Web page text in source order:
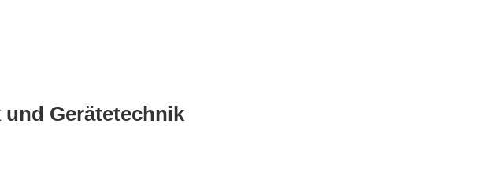
Gerätetechnik